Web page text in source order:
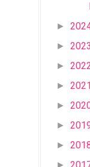
►
► 2023
►
► 2021
►
►
►
►